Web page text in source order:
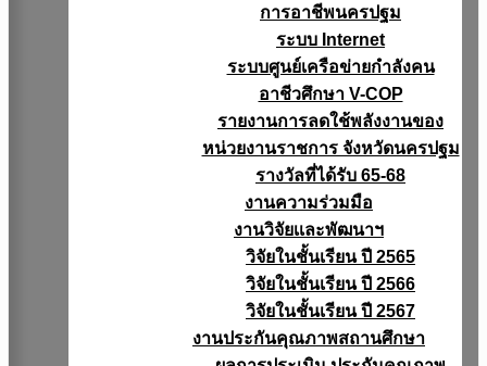
การอาชีพนครปฐม
ระบบ Internet
ระบบศูนย์เครือข่ายกำลังคน
อาชีวศึกษา V-COP
รายงานการลดใช้พลังงานของ
หน่วยงานราชการ จังหวัดนครปฐม
รางวัลที่ได้รับ 65-68
งานความร่วมมือ
งานวิจัยเเละพัฒนาฯ
วิจัยในชั้นเรียน ปี 2565
วิจัยในชั้นเรียน ปี 2566
วิจัยในชั้นเรียน ปี 2567
งานประกันคุณภาพสถานศึกษา